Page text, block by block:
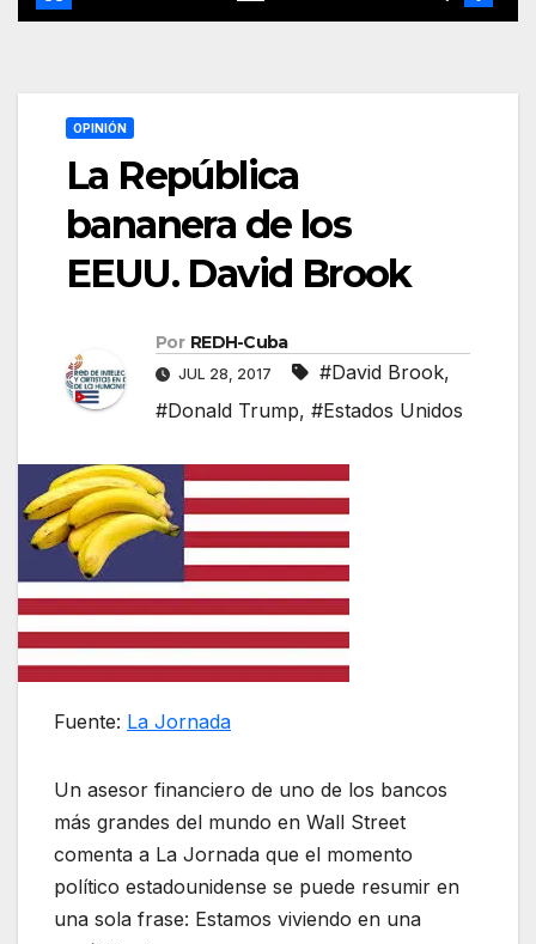
OPINIÓN
La República
bananera de los
EEUU. David Brook
Por REDH-Cuba
JUL 28, 2017 #David Brook,
#Donald Trump, #Estados Unidos
Fuente: La Jornada
Un asesor financiero de uno de los bancos
más grandes del mundo en Wall Street
comenta a La Jornada que el momento
político estadounidense se puede resumir en
una sola frase: Estamos viviendo en una